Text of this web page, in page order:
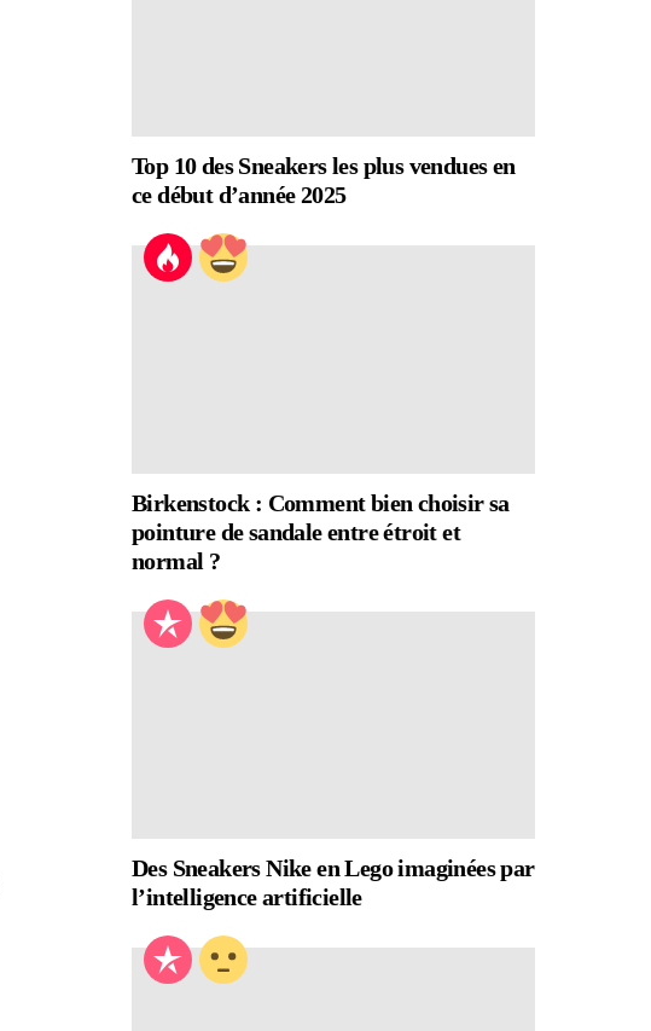
Top 10 des Sneakers les plus vendues en
ce début d’année 2025
Birkenstock : Comment bien choisir sa
pointure de sandale entre étroit et
normal ?
Des Sneakers Nike en Lego imaginées par
l’intelligence artificielle